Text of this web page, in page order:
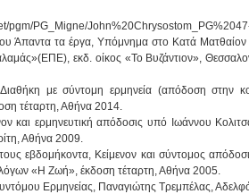
pgm/PG_Migne/
Άπαντα τα έργα, Υπόμνημα στο Κατά Ματθαίον
εκδ. οίκος «Το Βυζάντιον»,
με σύντομη ερμηνεία (απόδοση στην
τέταρτη, Αθήνα 2014.
και ερμηνευτική απόδοσις υπό Ιωάννου
Αθήνα 2009.
εβδομήκοντα, Κείμενον και σύντομος
«Η Ζωή», έκδοση τέταρτη, Αθήνα 2005.
Ερμηνείας, Παναγιώτης Τρεμπέλας,